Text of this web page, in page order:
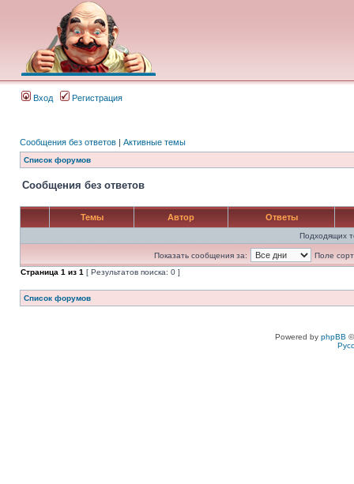
Вход Регистрация
Сообщения без ответов | Активные темы
Список форумов
Сообщения без ответов
Темы Автор Ответы
Подходящих
Показать сообщения за:
Поле
Страница 1 из 1 [ Результатов поиска: 0 ]
Список форумов
Powered by phpBB